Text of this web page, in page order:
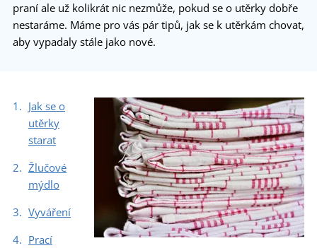
praní ale už kolikrát nic nezmůže, pokud se o utěrky dobře
nestaráme. Máme pro vás pár tipů, jak se k utěrkám chovat,
aby vypadaly stále jako nové.
Jak se o
utěrky
starat
Žlučové
mýdlo
Vyváření
Prací